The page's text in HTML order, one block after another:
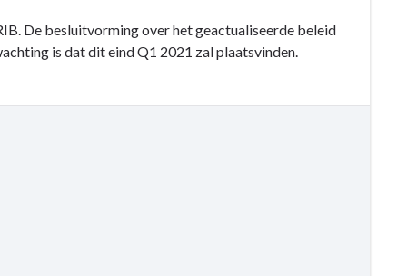
De besluitvorming over het geactualiseerde beleid
is dat dit eind Q1 2021 zal plaatsvinden.